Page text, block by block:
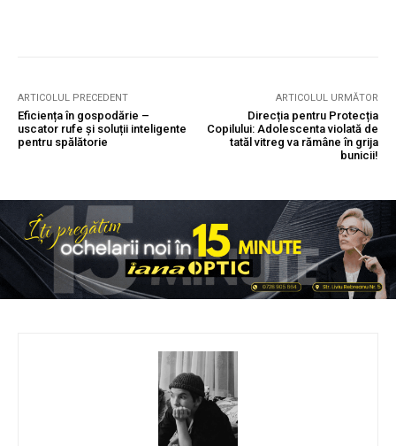
ARTICOLUL PRECEDENT
Eficiența în gospodărie –
uscator rufe și soluții inteligente
pentru spălătorie
ARTICOLUL URMĂTOR
Direcția pentru Protecția
Copilului: Adolescenta violată de
tatăl vitreg va rămâne în grija
bunicii!